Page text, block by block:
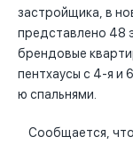
застройщика, в
представлено 48
брендовые
пентхаусы с 4-я и
ю спальнями.
Сообщается,